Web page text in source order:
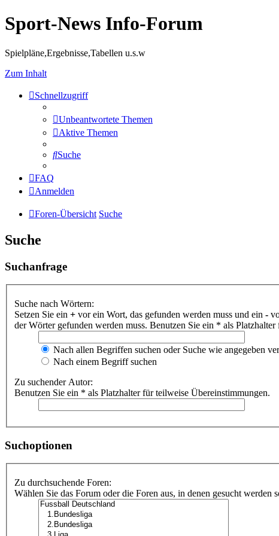
Sport-News Info-Forum
Spielpläne,Ergebnisse,Tabellen u.s.w
Zum Inhalt
Schnellzugriff
Unbeantwortete Themen
Aktive Themen
Suche
FAQ
Anmelden
Foren-Übersicht Suche
Suche
Suchanfrage
Suche nach Wörtern:
Setzen Sie ein + vor ein Wort, das gefunden werden muss und ein -
der Wörter gefunden werden muss. Benutzen Sie ein * als
Nach allen Begriffen suchen oder Suche wie angegeben
Nach einem Begriff suchen
Zu suchender Autor:
Benutzen Sie ein * als Platzhalter für teilweise Übereinstimmungen.
Suchoptionen
Zu durchsuchende Foren:
Wählen Sie das Forum oder die Foren aus, in denen gesucht